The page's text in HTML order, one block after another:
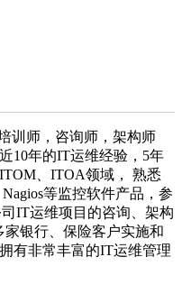
训师，咨询师，架构师
10年的IT运维经验，5年
、ITOA领域， 熟悉
等监控软件产品，参
IT运维项目的咨询、架构
银行、保险客户实施和
有非常丰富的IT运维管理